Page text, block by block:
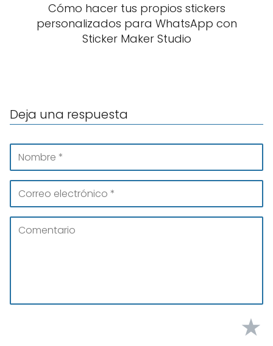
Cómo hacer tus propios stickers
personalizados para WhatsApp con
Sticker Maker Studio
Deja una respuesta
★